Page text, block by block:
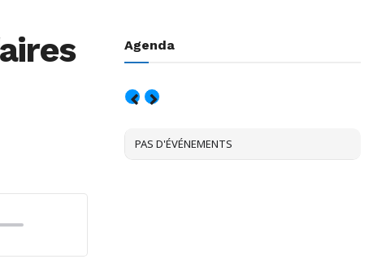
Agenda
PAS D'ÉVÉNEMENTS